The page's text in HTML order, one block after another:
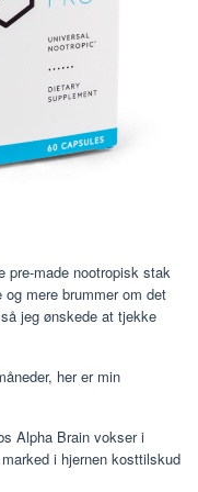
pre-made nootropisk stak
mere brummer om det
jeg ønskede at tjekke
her er min
Alpha Brain vokser i
i hjernen kosttilskud